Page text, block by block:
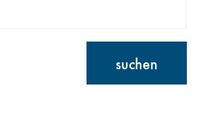
suchen